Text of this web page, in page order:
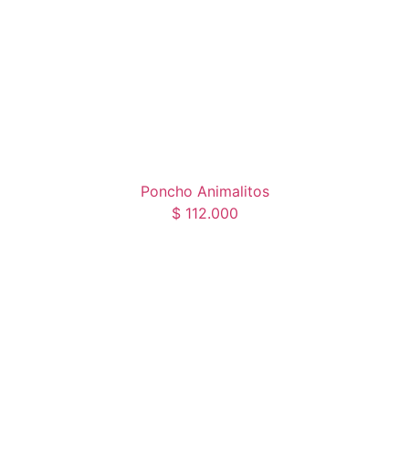
Poncho Animalitos
$112.000